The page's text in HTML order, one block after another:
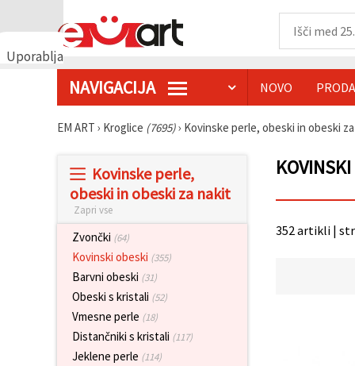
Uporabljamo
Uporabljamo
NAVIGACIJA NOVO
EM ART › Kroglice (7695)› Kovinske perle, obeski in obeski
Kovinske perle,
obeski in obeski za nakit
Zapri vse
Zvončki (64)
Kovinski obeski (355)
Barvni obeski (31)
Obeski s kristali (52)
Vmesne perle (18)
Distančniki s kristali (117)
Jeklene perle (114)
352 artikli |